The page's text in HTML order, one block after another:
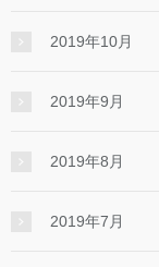
2019年10月
2019年9月
2019年8月
2019年7月